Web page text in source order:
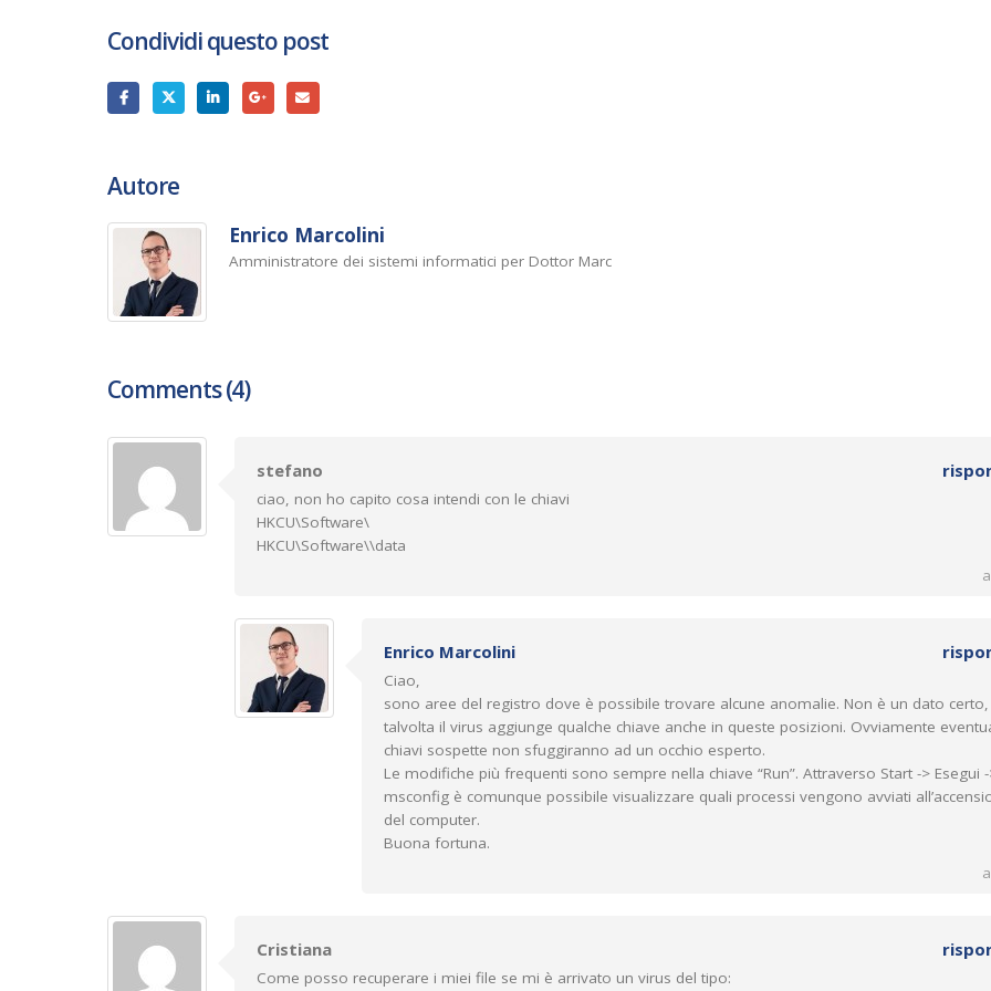
Condividi questo post
Autore
Enrico Marcolini
Amministratore dei sistemi informatici per Dottor Marc
Comments (4)
stefano
ciao, non ho capito cosa intendi con le chiavi
HKCU\Software\
HKCU\Software\\data
Enrico Marcolini
Ciao,
sono aree del registro dove è possibile trovare alcune anomalie. Non è un dato
talvolta il virus aggiunge qualche chiave anche in queste posizioni. Ovviamente
chiavi sospette non sfuggiranno ad un occhio esperto.
Le modifiche più frequenti sono sempre nella chiave “Run”. Attraverso Start -> Esegui
msconfig è comunque possibile visualizzare quali processi vengono avviati
del computer.
Buona fortuna.
Cristiana
Come posso recuperare i miei file se mi è arrivato un virus del tipo: